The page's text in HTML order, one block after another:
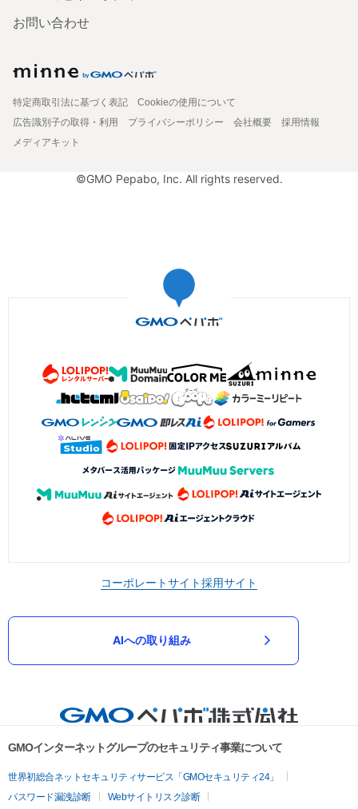
お問い合わせ
特定商取引法に基づく表記
Cookieの使用について
広告識別子の取得・利用
プライバシーポリシー 会社概要
採用情報
メディアキット
©GMO Pepabo, Inc. All rights reserved.
コーポレートサイト採用サイト
AIへの取り組み
GMOインターネットグループのセキュリティ事業について
世界初総合ネットセキュリティサービス「GMOセキュリティ24」
パスワード漏洩診断
Webサイトリスク診断